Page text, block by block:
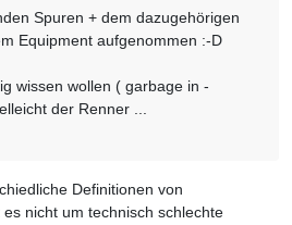
Spuren + dem dazugehörigen
Equipment aufgenommen :-D
wissen wollen ( garbage in -
der Renner ...
Definitionen von
nicht um technisch schlechte